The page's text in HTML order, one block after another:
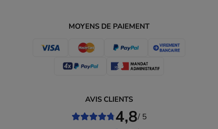
MOYENS DE PAIEMENT
AVIS CLIENTS
4,8/ 5